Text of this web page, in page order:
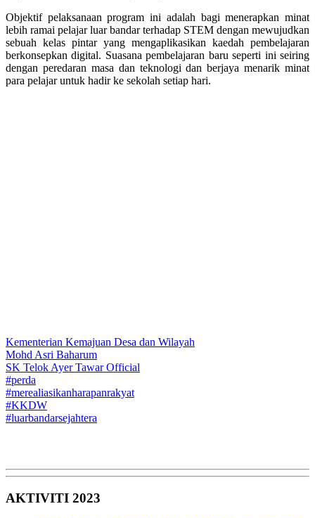
Objektif pelaksanaan program ini adalah bagi menerapkan minat
lebih ramai pelajar luar bandar terhadap STEM dengan mewujudkan
sebuah kelas pintar yang mengaplikasikan kaedah pembelajaran
berkonsepkan digital. Suasana pembelajaran baru seperti ini seiring
dengan peredaran masa dan teknologi dan berjaya menarik minat
para pelajar untuk hadir ke sekolah setiap hari.
Kementerian Kemajuan Desa dan Wilayah
Mohd Asri Baharum
SK Telok Ayer Tawar Official
#perda
#merealiasikanharapanrakyat
#KKDW
#luarbandarsejahtera
AKTIVITI 2023